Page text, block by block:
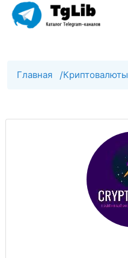
Главная /Криптовалюты